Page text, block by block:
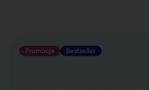
Promocja Bestseller
CZYŚCIK do aspiratorów Katarek